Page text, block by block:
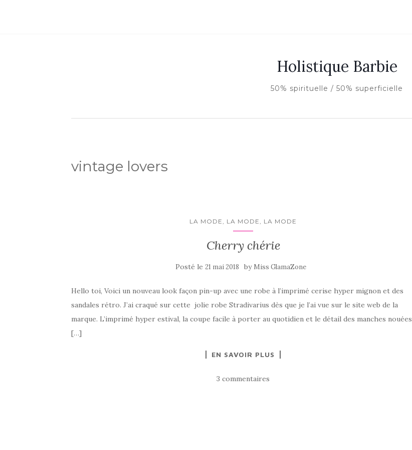
Holistique Barbie
50% spirituelle / 50% superficielle
vintage lovers
LA MODE, LA MODE, LA MODE
Cherry chérie
Posté le 21 mai 2018 by Miss GlamaZone
Hello toi, Voici un nouveau look façon pin-up avec une robe à l’imprimé cerise hyper mignon et des
sandales rétro. J’ai craqué sur cette jolie robe Stradivarius dès que je l’ai vue sur le site web de la
marque. L’imprimé hyper estival, la coupe facile à porter au quotidien et le détail des manches nouées
[…]
EN SAVOIR PLUS
3 commentaires